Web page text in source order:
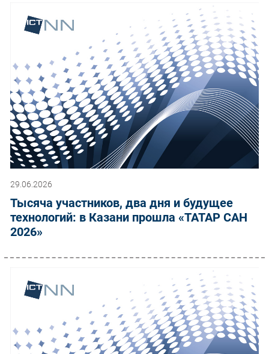
IT класс
Тестовый стенд
Каталог компаний
29.06.2026
Тысяча участников, два дня и будущее
технологий: в Казани прошла «ТАТАР САН
2026»